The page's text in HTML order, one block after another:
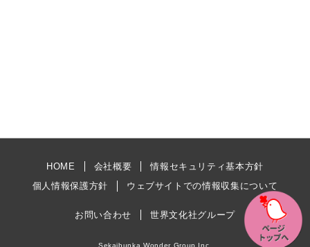
HOME 会社概要
情報セキュリティ基本方針
個人情報保護方針
ウェブサイトでの情報収集について
お問い合わせ 世界文化社グループ